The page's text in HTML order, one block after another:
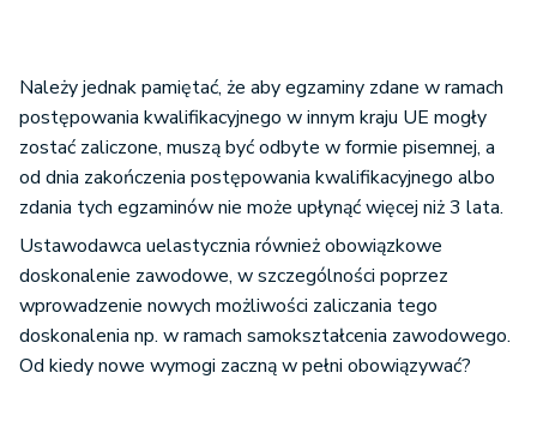
Należy jednak pamiętać, że aby egzaminy zdane w ramach
postępowania kwalifikacyjnego w innym kraju UE mogły
zostać zaliczone, muszą być odbyte w formie pisemnej, a
od dnia zakończenia postępowania kwalifikacyjnego albo
zdania tych egzaminów nie może upłynąć więcej niż 3 lata.
Ustawodawca uelastycznia również obowiązkowe
doskonalenie zawodowe, w szczególności poprzez
wprowadzenie nowych możliwości zaliczania tego
doskonalenia np. w ramach samokształcenia zawodowego.
Od kiedy nowe wymogi zaczną w pełni obowiązywać?